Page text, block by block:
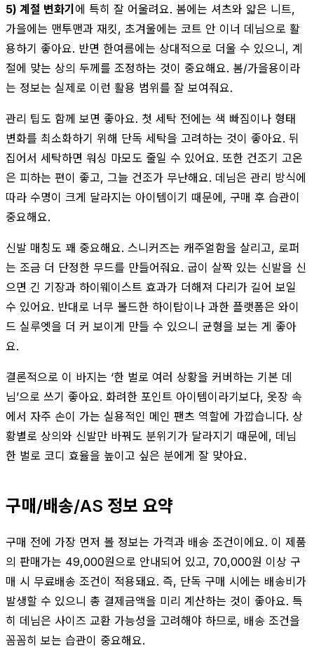
5) 계절 변화기 에 특히 잘 어울려요. 봄에는 셔츠와 얇은 니트,
가을에는 맨투맨과 재킷, 초겨울에는 코트 안 이너 데님으로 활
용하기 좋아요. 반면 한여름에는 상대적으로 더울 수 있으니, 계
절에 맞는 상의 두께를 조정하는 것이 중요해요. 봄/가을용이라
는 정보는 실제로 이런 활용 범위를 잘 보여줘요.
관리 팁도 함께 보면 좋아요. 첫 세탁 전에는 색 빠짐이나 형태
변화를 최소화하기 위해 단독 세탁을 고려하는 것이 좋아요. 뒤
집어서 세탁하면 워싱 마모도 줄일 수 있어요. 또한 건조기 고온
은 피하는 편이 좋고, 그늘 건조가 무난해요. 데님은 관리 방식에
따라 수명이 크게 달라지는 아이템이기 때문에, 구매 후 습관이
중요해요.
신발 매칭도 꽤 중요해요. 스니커즈는 캐주얼함을 살리고, 로퍼
는 조금 더 단정한 무드를 만들어줘요. 굽이 살짝 있는 신발을 신
으면 긴 기장과 하이웨이스트 효과가 더해져 다리가 길어 보일
수 있어요. 반대로 너무 볼드한 하이탑이나 과한 플랫폼은 와이
드 실루엣을 더 커 보이게 만들 수 있으니 균형을 보는 게 좋아
요.
결론적으로 이 바지는 ‘한 벌로 여러 상황을 커버하는 기본 데
님’으로 쓰기 좋아요. 화려한 포인트 아이템이라기보다, 옷장 속
에서 자주 손이 가는 실용적인 메인 팬츠 역할에 가깝습니다. 상
황별로 상의와 신발만 바꿔도 분위기가 달라지기 때문에, 데님
한 벌로 코디 효율을 높이고 싶은 분에게 잘 맞아요.
구매/배송/AS 정보 요약
구매 전에 가장 먼저 볼 정보는 가격과 배송 조건이에요. 이 제품
의 판매가는 49,000원으로 안내되어 있고, 70,000원 이상 구
매 시 무료배송 조건이 적용돼요. 즉, 단독 구매 시에는 배송비가
발생할 수 있으니 총 결제금액을 미리 계산하는 것이 좋아요. 특
히 데님은 사이즈 교환 가능성을 고려해야 하므로, 배송 조건을
꼼꼼히 보는 습관이 중요해요.